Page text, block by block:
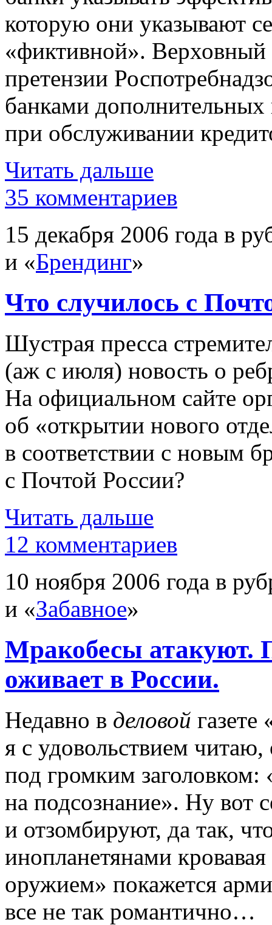
которую они указывают
«фиктивной».
претензии
банками
при обслуживании
Читать дальше
35 комментариев
15 декабря 2006 года в
и «Брендинг»
Что случилось с
Шустрая пресса
(аж с июля) новость о
На официальном сайте
об «открытии нового
в соответствии с новым
с Почтой России?
Читать дальше
12 комментариев
10 ноября 2006 года в
и «Забавное»
Мракобесы атакуют.
оживает в России.
Недавно в деловой газете
я с удовольствием
под громким заголовком:
на подсознание». Ну вот
и отзомбируют, да так,
инопланетянами
оружием» покажется
все не так романтично…